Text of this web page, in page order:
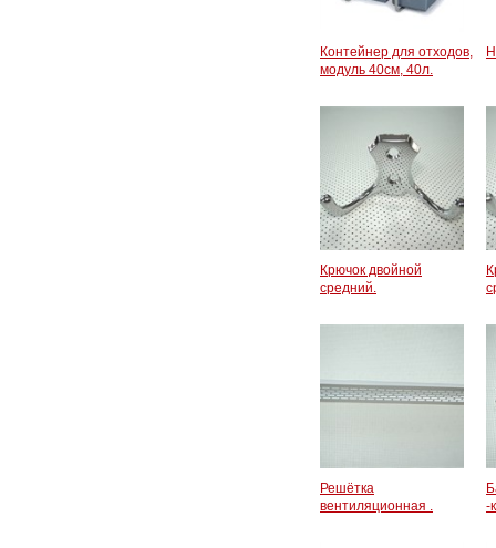
Контейнер для отходов,
модуль 40см, 40л.
Крючок двойной
средний.
Решётка
вентиляционная .
-